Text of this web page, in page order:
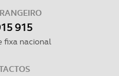
915
fixa nacional